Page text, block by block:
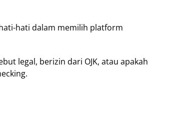
hati dalam memilih platform
legal, berizin dari OJK, atau apakah